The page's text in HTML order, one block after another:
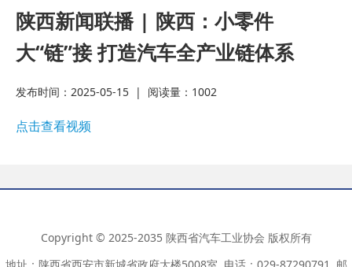
2026-07-28
区专属号牌”；腾讯宣布Mio
2026-07-23
· 付于武：告别“低价叙事”，中国汽
车品牌需重塑全球话语体系
· 中国品牌欧洲销量暴涨118%！
· 上半年经营者集中反垄断审查案
2026-07-17
陕西新闻联播 | 陕西：小零件
大“链”接 打造汽车全产业链体系
发布时间：2025-05-15 | 阅读量： 1002
点击查看视频
Copyright © 2025-2035 陕西省汽车工业协会 版权所有